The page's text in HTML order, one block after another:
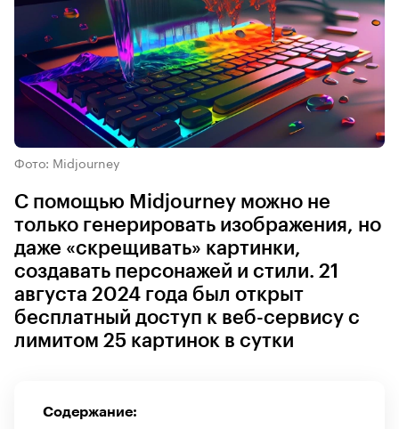
Фото: Midjourney
С помощью Midjourney можно не
только генерировать изображения, но
даже «скрещивать» картинки,
создавать персонажей и стили. 21
августа 2024 года был открыт
бесплатный доступ к веб-сервису с
лимитом 25 картинок в сутки
Содержание: